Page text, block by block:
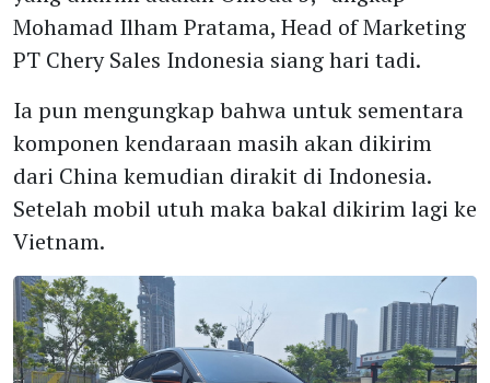
Mohamad Ilham Pratama, Head of Marketing
PT Chery Sales Indonesia siang hari tadi.
Ia pun mengungkap bahwa untuk sementara
komponen kendaraan masih akan dikirim
dari China kemudian dirakit di Indonesia.
Setelah mobil utuh maka bakal dikirim lagi ke
Vietnam.